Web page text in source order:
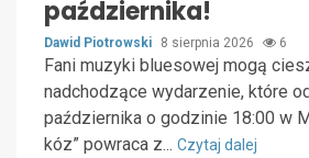
października!
Dawid Piotrowski 8 sierpnia 2026 6
Fani muzyki bluesowej mogą
nadchodzące wydarzenie, które
października o godzinie 18:00 w
kóz” powraca z... Czytaj dalej